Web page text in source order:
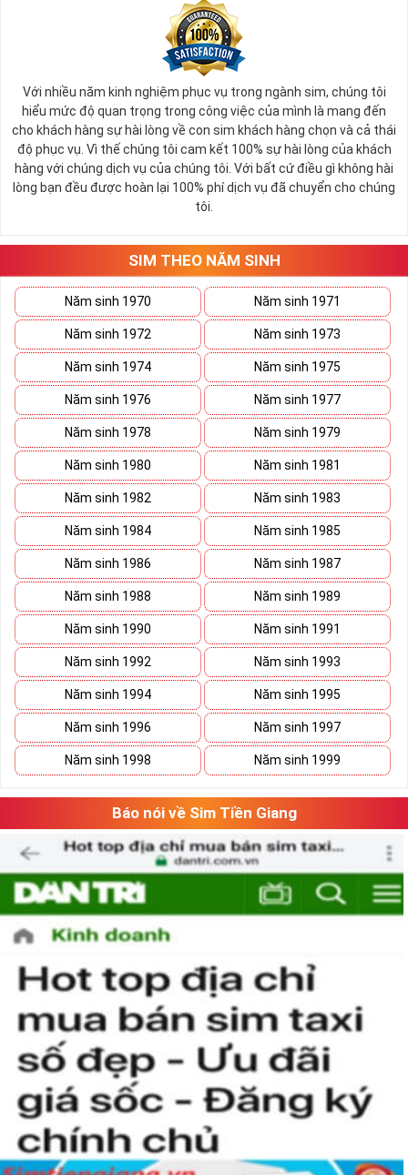
Với nhiều năm kinh nghiệm phục vụ trong ngành sim, chúng tôi
hiểu mức độ quan trọng trong công việc của mình là mang đến
cho khách hàng sự hài lòng về con sim khách hàng chọn và cả thái
độ phục vụ. Vì thế chúng tôi cam kết 100% sự hài lòng của khách
hàng với chúng dịch vụ của chúng tôi. Với bất cứ điều gì không hài
lòng bạn đều được hoàn lại 100% phí dịch vụ đã chuyển cho chúng
tôi.
SIM THEO NĂM SINH
Năm sinh 1970 Năm sinh 1971
Năm sinh 1972 Năm sinh 1973
Năm sinh 1974 Năm sinh 1975
Năm sinh 1976 Năm sinh 1977
Năm sinh 1978 Năm sinh 1979
Năm sinh 1980 Năm sinh 1981
Năm sinh 1982 Năm sinh 1983
Năm sinh 1984 Năm sinh 1985
Năm sinh 1986 Năm sinh 1987
Năm sinh 1988 Năm sinh 1989
Năm sinh 1990 Năm sinh 1991
Năm sinh 1992 Năm sinh 1993
Năm sinh 1994 Năm sinh 1995
Năm sinh 1996 Năm sinh 1997
Năm sinh 1998 Năm sinh 1999
Báo nói về Sim Tiền Giang